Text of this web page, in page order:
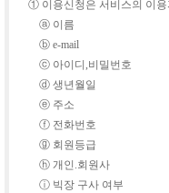
① 이용신청은 서비스의 이용
ⓐ 이름
ⓑ e-mail
ⓒ 아이디,비밀번호
ⓓ 생년월일
ⓔ 주소
ⓕ 전화번호
ⓖ 회원등급
ⓗ 개인.회원사
ⓘ 빅장 구사 여부